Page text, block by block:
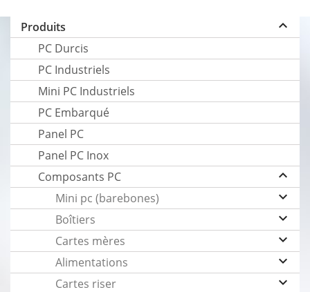
Produits keyboard_arrow_up
PC Durcis
PC Industriels
Mini PC Industriels
PC Embarqué
Panel PC
Panel PC Inox
Composants PC
keyboard_arrow_up
Mini pc (barebones) keyboard_arrow_down
Boîtiers keyboard_arrow_down
Cartes mères keyboard_arrow_down
Alimentations keyboard_arrow_down
Cartes riser keyboard_arrow_down